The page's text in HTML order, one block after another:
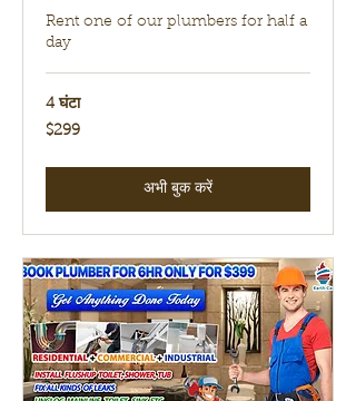
Rent one of our plumbers for half a
day
4 घंटा
299
यूएस
$299
अभी बुक करें